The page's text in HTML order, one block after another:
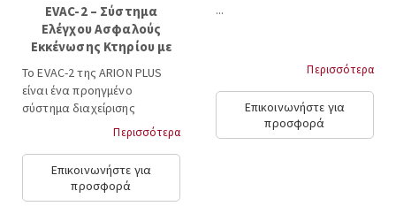
EVAC-2 – Σύστημα
Ελέγχου Ασφαλούς
Εκκένωσης Κτηρίου με
Το EVAC-2 της ARION PLUS
είναι ένα προηγμένο
σύστημα διαχείρισης
ασφαλούς εκκένωσης
κτηρίων, σχεδιασμένο για να
παρέχει πραγματική εικόνα
της κατάστασης εντός του
κτηρίου τη στιγμή του
Περισσότερα
Επικοινωνήστε για
προσφορά
...
Περισσότερα
Επικοινωνήστε για
προσφορά